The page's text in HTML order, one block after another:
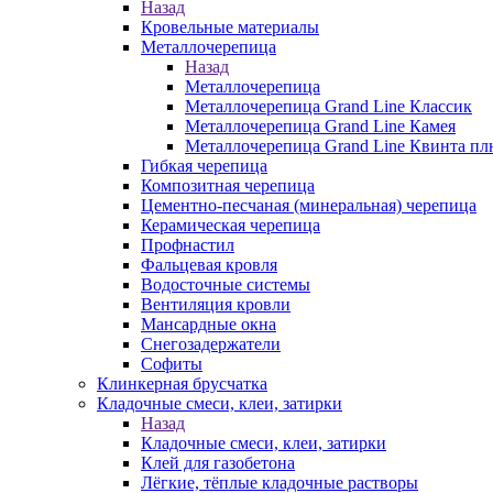
Назад
Кровельные материалы
Металлочерепица
Назад
Металлочерепица
Металлочерепица Grand Line Классик
Металлочерепица Grand Line Камея
Металлочерепица Grand Line Квинта
Гибкая черепица
Композитная черепица
Цементно-песчаная (минеральная) черепица
Керамическая черепица
Профнастил
Фальцевая кровля
Водосточные системы
Вентиляция кровли
Мансардные окна
Снегозадержатели
Софиты
Клинкерная брусчатка
Кладочные смеси, клеи, затирки
Назад
Кладочные смеси, клеи, затирки
Клей для газобетона
Лёгкие, тёплые кладочные растворы